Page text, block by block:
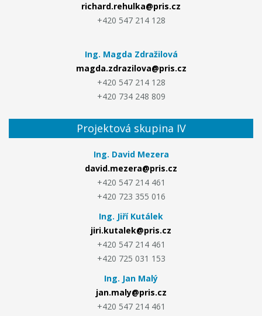
richard.rehulka@pris.cz
+420 547 214 128
Ing. Magda Zdražilová
magda.zdrazilova@pris.cz
+420 547 214 128
+420 734 248 809
Projektová skupina IV
Ing. David Mezera
david.mezera@pris.cz
+420 547 214 461
+420 723 355 016
Ing. Jiří Kutálek
jiri.kutalek@pris.cz
+420 547 214 461
+420 725 031 153
Ing. Jan Malý
jan.maly@pris.cz
+420 547 214 461